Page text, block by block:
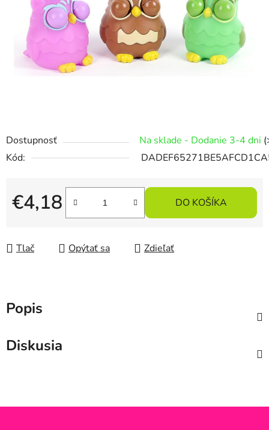
Dostupnosť Na sklade - Dodanie 3-4 dni
Kód:
€4,18
Jednotková cena:
DO KOŠÍKA
Tlač Opýtať sa Zdieľať
Popis
Diskusia